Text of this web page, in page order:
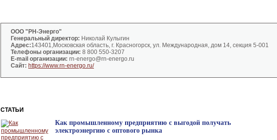
ООО "РН-Энерго"
Генеральный директор: Николай Кулыгин
Адрес:143401,Московская область, г. Красногорск, ул. Международная, дом 14, секция 5-001
Телефоны организации: 8 800 550-3207
E-mail организации: rn-energo@rn-energo.ru
Сайт: https://www.rn-energo.ru/
СТАТЬИ
Как промышленному предприятию с выгодой получать
электроэнергию с оптового рынка